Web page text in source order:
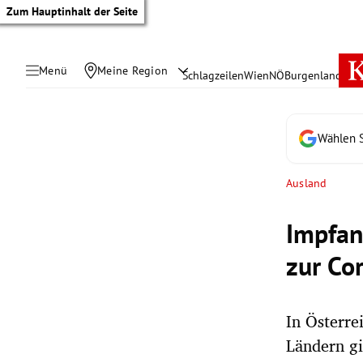
Zum Hauptinhalt der Seite
Menü Meine Region SchlagzeilenWienNÖBurgenland
Wählen
Ausland
zur
In
Ländern